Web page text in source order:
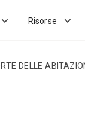
Risorse
DELLE